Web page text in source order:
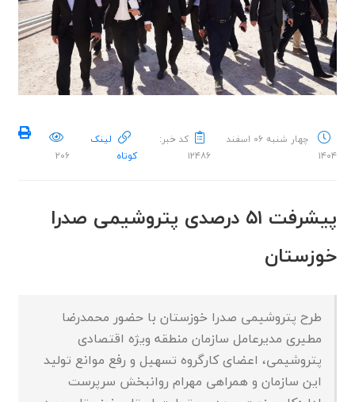
چهار شنبه ۰۶ اسفند
۱۴۰۴
کد خبر:
۱۲۴۸۶
لینک
کوتاه
۲۰۶
پیشرفت ۵۱ درصدی پتروشیمی صدرا
خوزستان
طرح پتروشیمی صدرا خوزستان با حضور محمدرضا
مطیری مدیرعامل سازمان منطقه ویژه اقتصادی
پتروشیمی، اعضای کارگروه تسهیل و رفع موانع تولید
این سازمان و همراهی مهرام روانبخش سرپرست